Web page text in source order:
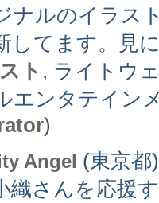
ナルのイラス
してます。見
ト , ライトウ
エンタテイン
)
Angel (東京都
織さんを応援